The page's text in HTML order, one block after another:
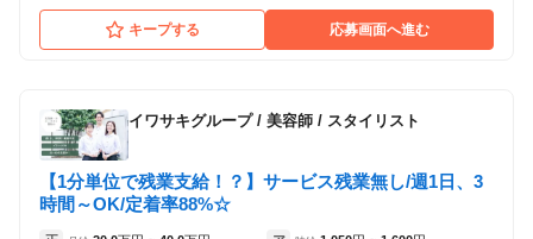
キープする 応募画面へ進む
イワサキグループ/ 美容師 / スタイリスト
【1分単位で残業支給！？】サービス残業無し/週1日、3
時間～OK/定着率88%☆